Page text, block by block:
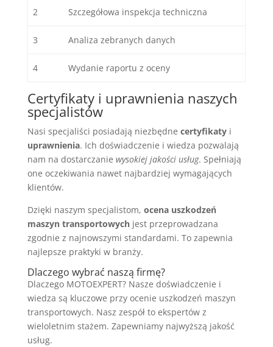
2 Szczegółowa inspekcja techniczna
3 Analiza zebranych danych
4 Wydanie raportu z oceny
Certyfikaty i uprawnienia naszych
specjalistów
Nasi specjaliści posiadają niezbędne certyfikatyi
uprawnienia. Ich doświadczenie i wiedza pozwalają
nam na dostarczanie wysokiej jakości usług. Spełniają
one oczekiwania nawet najbardziej wymagających
klientów.
Dzięki naszym specjalistom, ocena uszkodzeń
maszyn transportowychjest przeprowadzana
zgodnie z najnowszymi standardami. To zapewnia
najlepsze praktyki w branży.
Dlaczego wybrać naszą firmę?
Dlaczego MOTOEXPERT? Nasze doświadczenie i
wiedza są kluczowe przy ocenie uszkodzeń maszyn
transportowych. Nasz zespół to ekspertów z
wieloletnim stażem. Zapewniamy najwyższą jakość
usług.